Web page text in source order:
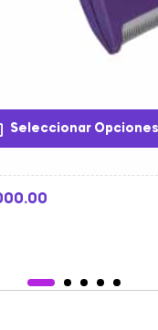
Seleccionar Opciones